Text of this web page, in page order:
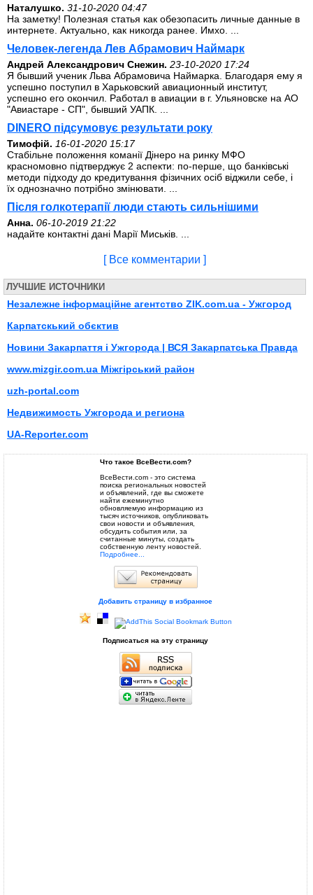
Наталушко. 31-10-2020 04:47
На заметку! Полезная статья как обезопасить личные данные в
интернете. Актуально, как никогда ранее. Имхо. ...
Человек-легенда Лев Абрамович Наймарк
Андрей Александрович Снежин. 23-10-2020 17:24
Я бывший ученик Льва Абрамовича Наймарка. Благодаря ему я
успешно поступил в Харьковский авиационный институт,
успешно его окончил. Работал в авиации в г. Ульяновске на АО
"Авиастаре - СП", бывший УАПК. ...
DINERO підсумовує результати року
Тимофій. 16-01-2020 15:17
Стабільне положення команії Дінеро на ринку МФО
красномовно підтверджує 2 аспекти: по-перше, що банківські
методи підходу до кредитування фізичних осіб віджили себе, і
їх однозначно потрібно змінювати. ...
Після голкотерапії люди стають сильнішими
Анна. 06-10-2019 21:22
надайте контактні дані Марії Миськів. ...
[ Все комментарии ]
ЛУЧШИЕ ИСТОЧНИКИ
Незалежне інформаційне агентство ZIK.com.ua - Ужгород
Карпатскький обєктив
Новини Закарпаття і Ужгорода | ВСЯ Закарпатська Правда
www.mizgir.com.ua Міжгірський район
uzh-portal.com
Недвижимость Ужгорода и региона
UA-Reporter.com
Что такое ВсеВести.com?
ВсеВести.com - это система
поиска региональных новостей
и объявлений, где вы сможете
найти ежеминутно
обновляемую информацию из
тысяч источников, опубликовать
свои новости и объявления,
обсудить события или, за
считанные минуты, создать
собственную ленту новостей.
Подробнее...
Добавить страницу в избранное
Подписаться на эту страницу